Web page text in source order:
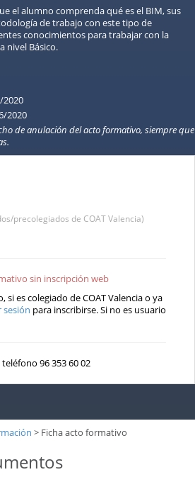
el alumno comprenda qué es el BIM, sus
de trabajo con este tipo de
conocimientos para trabajar con la
nivel Básico.
2020
2020
de anulación del acto formativo, siempre que
precolegiados de COAT Valencia)
sin inscripción web
si es colegiado de COAT Valencia o ya
sesión para inscribirse. Si no es usuario
96 353 60 02
> Ficha acto formativo